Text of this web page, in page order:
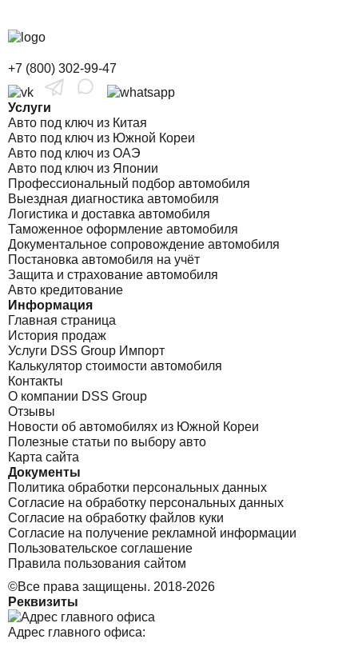
+7 (800) 302-99-47
Услуги
Авто под ключ из Китая
Авто под ключ из Южной Кореи
Авто под ключ из ОАЭ
Авто под ключ из Японии
Профессиональный подбор автомобиля
Выездная диагностика автомобиля
Логистика и доставка автомобиля
Таможенное оформление автомобиля
Документальное сопровождение автомобиля
Постановка автомобиля на учёт
Защита и страхование автомобиля
Авто кредитование
Информация
Главная страница
История продаж
Услуги DSS Group Импорт
Калькулятор стоимости автомобиля
Контакты
О компании DSS Group
Отзывы
Новости об автомобилях из Южной Кореи
Полезные статьи по выбору авто
Карта сайта
Документы
Политика обработки персональных данных
Согласие на обработку персональных данных
Согласие на обработку файлов куки
Согласие на получение рекламной информации
Пользовательское соглашение
Правила пользования сайтом
©Все права защищены. 2018-2026
Реквизиты
Адрес главного офиса: